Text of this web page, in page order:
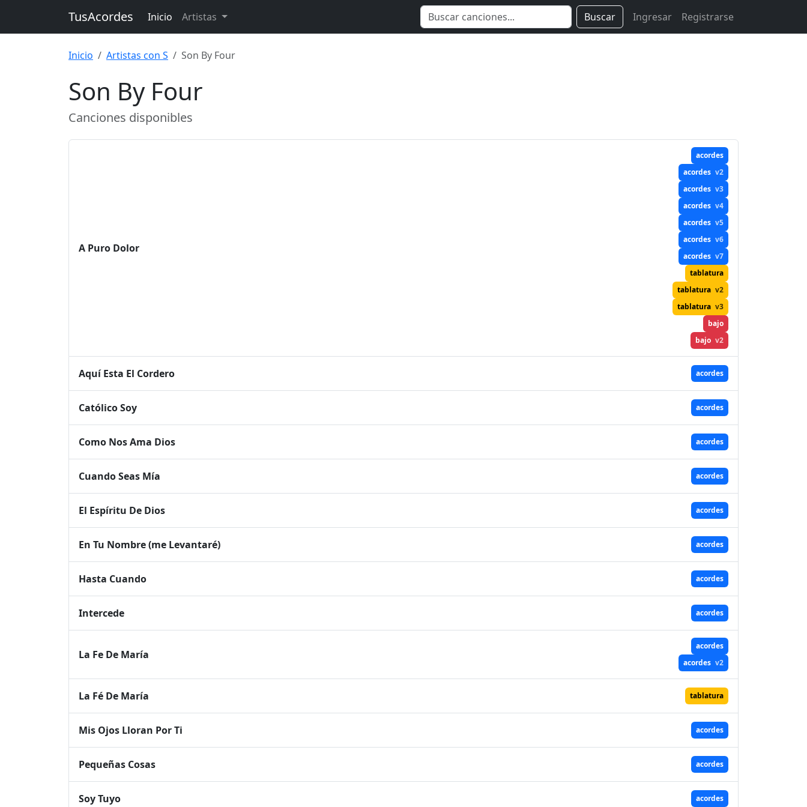
TusAcordes Inicio Artistas Buscar Ingresar Registrarse
Inicio Artistas con S Son By Four
Son By Four
Canciones disponibles
A Puro Dolor
acordes
acordes v2
acordes v3
acordes v4
acordes v5
acordes v6
acordes v7
tablatura
tablatura v2
tablatura v3
bajo
bajo v2
Aquí Esta El Cordero acordes
Católico Soy acordes
Como Nos Ama Dios acordes
Cuando Seas Mía acordes
El Espíritu De Dios acordes
En Tu Nombre (me Levantaré) acordes
Hasta Cuando acordes
Intercede acordes
La Fe De María
acordes
acordes v2
La Fé De María tablatura
Mis Ojos Lloran Por Ti acordes
Pequeñas Cosas acordes
Soy Tuyo acordes